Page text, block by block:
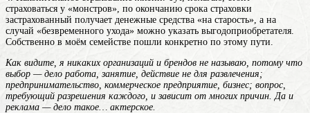
страховаться у «монстров», по окончанию срока страховки
застрахованный получает денежные средства «на старость», а на
случай «безвременного ухода» можно указать выгодоприобретателя.
Собственно в моём семействе пошли конкретно по этому пути.
Как видите, я никаких организаций и брендов не называю, потому что
выбор — дело работа, занятие, действие не для развлечения;
предпринимательство, коммерческое предприятие, бизнес; вопрос,
требующий разрешения каждого, и зависит от многих причин. Да и
реклама — дело такое… актерское.